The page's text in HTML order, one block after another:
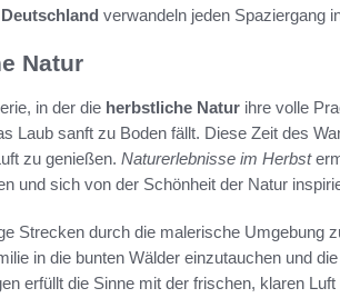
verwandeln jeden Spaziergang
Natur
in der die herbstliche Natur ihre volle
Laub sanft zu Boden fällt. Diese Zeit des
zu genießen. Naturerlebnisse im Herbst
und sich von der Schönheit der Natur
Strecken durch die malerische Umgebung
in die bunten Wälder einzutauchen und
erfüllt die Sinne mit der frischen, klaren